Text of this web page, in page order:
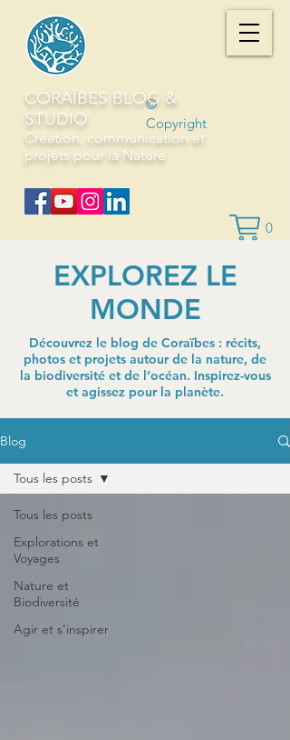
©
Copyright
0
CORAÏBES BLOG &
STUDIO
Création, communication et
projets pour la Nature
EXPLOREZ LE
MONDE
Découvrez le blog de Coraïbes : récits,
photos et projets autour de la nature, de
la biodiversité et de l’océan. Inspirez-vous
et agissez pour la planète.
Blog
Tous les posts
Explorations et
Voyages
Nature et
Biodiversité
Agir et s'inspirer
Tous les posts